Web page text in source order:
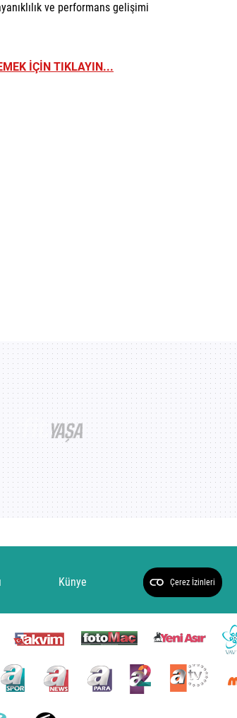
ve performans gelişimi
İÇİN TIKLAYIN...
Künye Çerez İzinleri